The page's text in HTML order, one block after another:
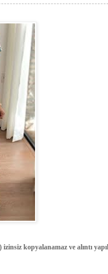
kopyalanamaz ve alıntı